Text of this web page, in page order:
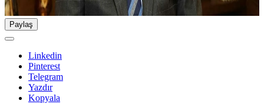
Paylaş
Linkedin
Pinterest
Telegram
Yazdır
Kopyala